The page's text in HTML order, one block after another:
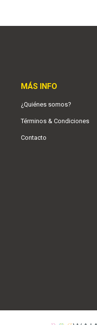
MÁS INFO
¿Quiénes somos?
Términos & Condiciones
Contacto